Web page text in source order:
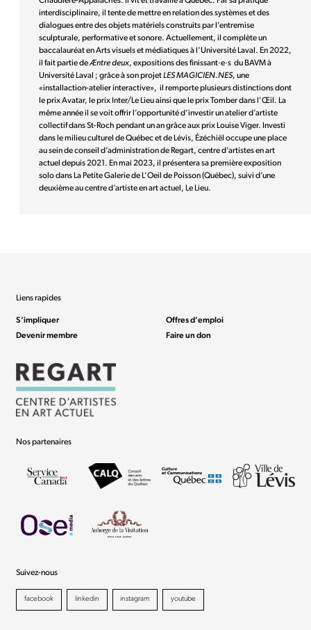
interdisciplinaire, il tente de mettre en relation des systèmes et des
dialogues entre des objets matériels construits par l’entremise
sculpturale, performative et sonore. Actuellement, il complète un
baccalauréat en Arts visuels et médiatiques à l’Université Laval. En 2022,
il fait partie deÆntre deux, expositions des finissant·e·s du BAVM à
Université Laval ; grâce à son projetLES MAGICIEN.NES, une
«installaction-atelier interactive», il remporte plusieurs distinctions dont
le prix Avatar, le prix Inter/Le Lieu ainsi que le prix Tomber dans l’Œil. La
même année il se voit offrir l’opportunité d’investir un atelier d’artiste
collectif dans St-Roch pendant un an grâce aux prix Louise Viger. Investi
dans le milieu culturel de Québec et de Lévis, Ézéchiël occupe une place
au sein de conseil d’administration de Regart, centre d’artistes en art
actuel depuis 2021. En mai 2023, il présentera sa première exposition
solo dans La Petite Galerie de L’Oeil de Poisson (Québec), suivi d’une
deuxième au centre d’artiste en art actuel, Le Lieu.
Liens rapides
S’impliquer
Devenir membre
Offres d’emploi
Faire un don
Nos partenaires
Suivez-nous
facebook linkedin instagram youtube